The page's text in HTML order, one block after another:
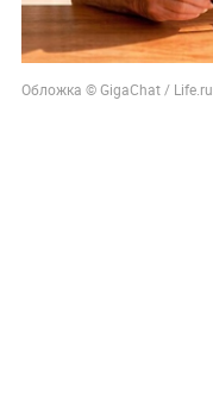
Обложка © GigaChat / Life.ru